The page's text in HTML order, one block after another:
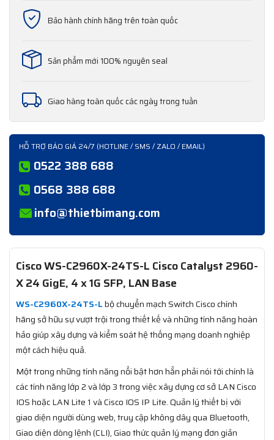
Bảo hành chính hãng trên toàn quốc
Sản phẩm mới 100% nguyên seal
Giao hàng toàn quốc các ngày trong tuần
HỖ TRỢ BÁO GIÁ 24/7 (HOTLINE / SMS / ZALO / EMAIL)
0522 388 688
0568 388 688
info@thietbimang.com
Cisco WS-C2960X-24TS-L Cisco Catalyst 2960-
X 24 GigE, 4 x 1G SFP, LAN Base
WS-C2960X-24TS-Lbộ chuyển mạch Switch Cisco chính
hãng sở hữu sự vượt trội trong thiết kế và những tính năng hoàn
hảo giúp xây dựng và kiểm soát hệ thống mạng doanh nghiệp
một cách hiệu quả.
Một trong những tính năng nổi bật hơn hẳn phải nói tới chính là
các tính năng lớp 2 và lớp 3 trong việc xây dựng cơ sở LAN Cisco
IOS hoặc LAN Lite 1 và Cisco IOS IP Lite. Quản lý thiết bị với
giao diện người dùng web, truy cập không dây qua Bluetooth,
Giao diện dòng lệnh (CLI), Giao thức quản lý mạng đơn giản